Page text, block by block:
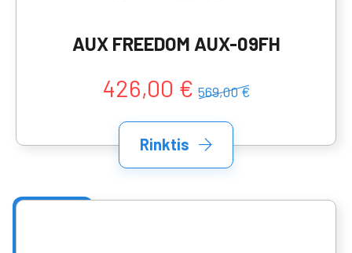
AUX FREEDOM AUX-09FH
426,00 € 569,00 €
Rinktis